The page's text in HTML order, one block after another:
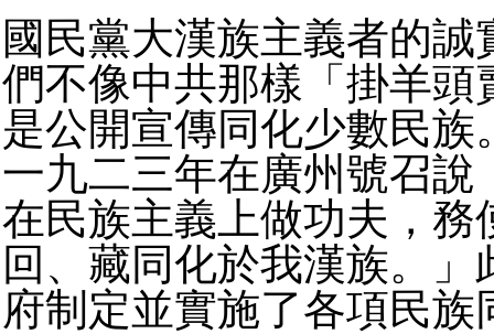
國民黨大漢族主義者的誠
們不像中共那樣「掛羊頭
是公開宣傳同化少數民族
一九二三年在廣州號召說
在民族主義上做功夫，務
回、藏同化於我漢族。」
府制定並實施了各項民族